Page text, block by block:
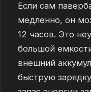
Если сам
медленно, он
12 часов. Это
большой
внешний
быструю